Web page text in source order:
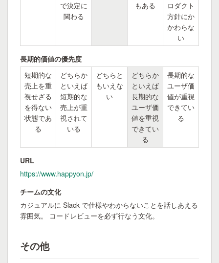
で決定に
関わる
もある
ロダクト
方針にか
かわらな
い
長期的価値の優先度
短期的な
売上を重
視せざる
を得ない
状態であ
る
どちらか
といえば
短期的な
売上が重
視されて
いる
どちらと
もいえな
い
どちらか
といえば
長期的な
ユーザ価
値を重視
できてい
る
長期的な
ユーザ価
値が重視
できてい
る
URL
https://www.happyon.jp/
チームの文化
カジュアルに Slack で仕様やわからないことを話しあえる
雰囲気。 コードレビューを必ず行なう文化。
その他